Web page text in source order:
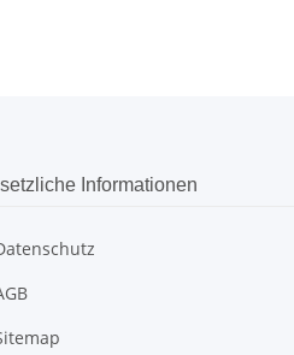
Informationen